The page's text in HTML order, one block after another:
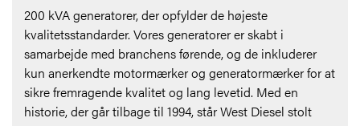
200 kVA generatorer, der opfylder de højeste
kvalitetsstandarder. Vores generatorer er skabt i
samarbejde med branchens førende, og de inkluderer
kun anerkendte motormærker og generatormærker for at
sikre fremragende kvalitet og lang levetid. Med en
historie, der går tilbage til 1994, står West Diesel stolt